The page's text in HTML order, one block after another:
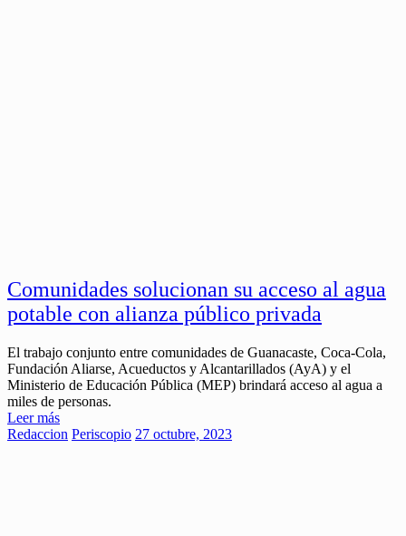
Comunidades solucionan su acceso al agua
potable con alianza público privada
El trabajo conjunto entre comunidades de Guanacaste, Coca-Cola,
Fundación Aliarse, Acueductos y Alcantarillados (AyA) y el
Ministerio de Educación Pública (MEP) brindará acceso al agua a
miles de personas.
Leer más
Redaccion Periscopio 27 octubre, 2023